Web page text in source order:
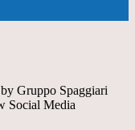
Gruppo Spaggiari
Social Media